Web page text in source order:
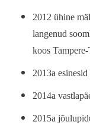
2012 ühine
langenud
koos
2013a
2014a
2015a